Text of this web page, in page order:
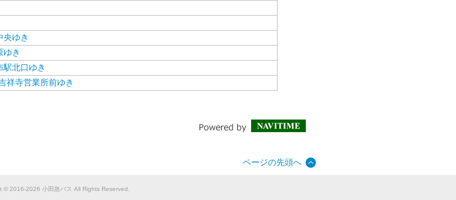
央ゆき
ゆき
北口ゆき
祥寺営業所前ゆき
ページの先頭へ
© 2016-2026 小田急バス All Rights Reserved.